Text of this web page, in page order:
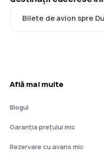
Bilete de avion spre
Află mai multe
Blogul
Garanția prețului mic
Rezervare cu avans mic